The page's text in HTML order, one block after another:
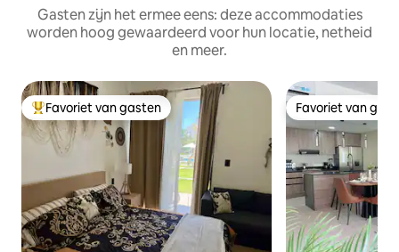
Gasten zijn het ermee eens: deze accommodaties
worden hoog gewaardeerd voor hun locatie, netheid
en meer.
Topfavoriet van gasten
Favoriet van gasten Favoriet van
Favoriet van